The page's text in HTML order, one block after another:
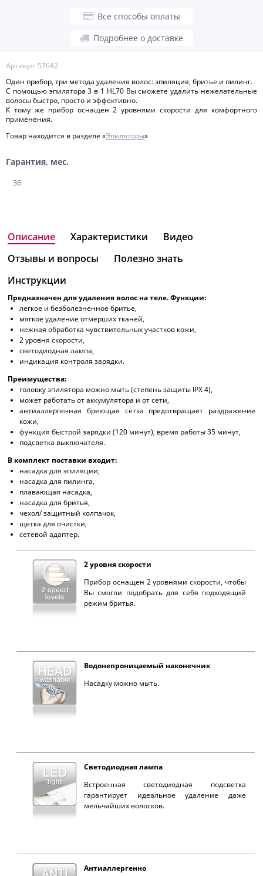
Артикул: 57642
Один прибор, три метода удаления волос: эпиляция, бритье и пилинг.
С помощью эпилятора 3 в 1 HL70 Вы сможете удалить нежелательные
волосы быстро, просто и эффективно.
К тому же прибор оснащен 2 уровнями скорости для комфортного
применения.
Товар находится в разделе «Эпиляторы»
Гарантия, мес.
36
Все способы оплаты
Подробнее о доставке
Описание Характеристики
Видео
Отзывы и вопросы
Полезно знать
Инструкции
Предназначен для удаления волос на теле.Функции:
легкое и безболезненное бритье,
мягкое удаление отмерших тканей,
нежная обработка чувствительных участков кожи,
2 уровня скорости,
светодиодная лампа,
индикация контроля зарядки.
Преимущества:
головку эпилятора можно мыть (степень защиты IPX 4),
может работать от аккумулятора и от сети,
антиаллергенная бреющая сетка предотвращает раздражение
кожи,
функция быстрой зарядки (120 минут), время работы 35 минут,
подсветка выключателя.
В комплект поставки входит:
насадка для эпиляции,
насадка для пилинга,
плавающая насадка,
насадка для бритья,
чехол/ защитный колпачок,
щетка для очистки,
сетевой адаптер.
2 уровня скорости
Прибор оснащен 2 уровнями скорости, чтобы
Вы смогли подобрать для себя подходящий
режим бритья.
Водонепроницаемый наконечник
Насадку можно мыть.
Светодиодная лампа
Встроенная светодиодная подсветка
гарантирует идеальное удаление даже
мельчайших волосков.
Антиаллергенно